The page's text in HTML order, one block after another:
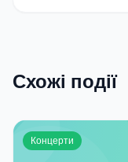
Схожі події
Концерти